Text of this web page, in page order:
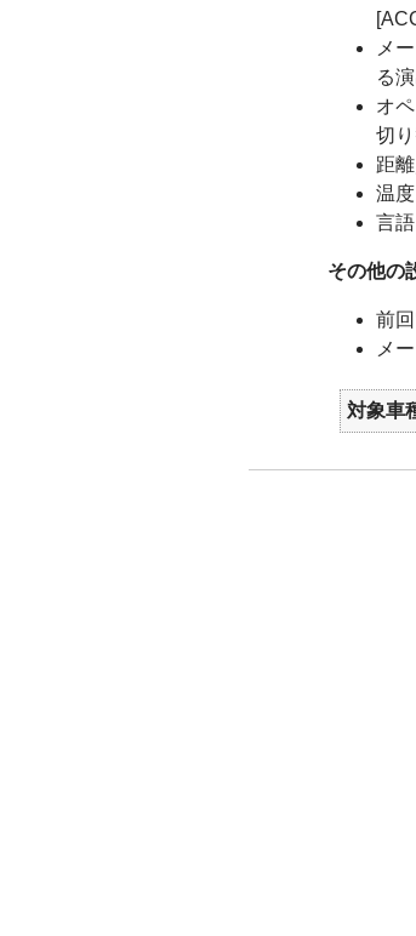
メ
る
オ
切
距
温
言
その他の
前
メ
対象車